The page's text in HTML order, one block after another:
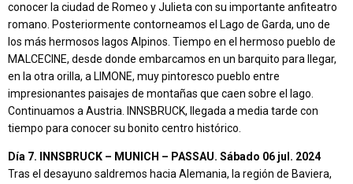
conocer la ciudad de Romeo y Julieta con su importante anfiteatro
romano. Posteriormente contorneamos el Lago de Garda, uno de
los más hermosos lagos Alpinos. Tiempo en el hermoso pueblo de
MALCECINE, desde donde embarcamos en un barquito para llegar,
en la otra orilla, a LIMONE, muy pintoresco pueblo entre
impresionantes paisajes de montañas que caen sobre el lago.
Continuamos a Austria. INNSBRUCK, llegada a media tarde con
tiempo para conocer su bonito centro histórico.
Día 7. INNSBRUCK – MUNICH – PASSAU. Sábado 06 jul. 2024
Tras el desayuno saldremos hacia Alemania, la región de Baviera,